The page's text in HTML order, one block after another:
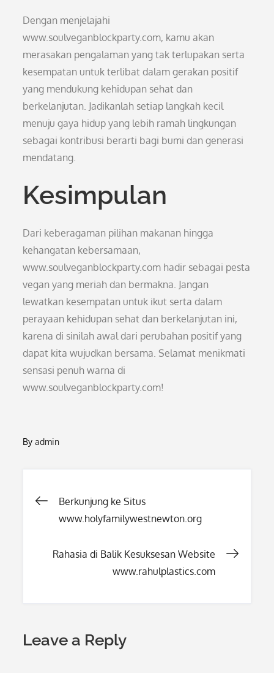
Dengan menjelajahi
www.soulveganblockparty.com, kamu akan
merasakan pengalaman yang tak terlupakan serta
kesempatan untuk terlibat dalam gerakan positif
yang mendukung kehidupan sehat dan
berkelanjutan. Jadikanlah setiap langkah kecil
menuju gaya hidup yang lebih ramah lingkungan
sebagai kontribusi berarti bagi bumi dan generasi
mendatang.
Kesimpulan
Dari keberagaman pilihan makanan hingga
kehangatan kebersamaan,
www.soulveganblockparty.com hadir sebagai pesta
vegan yang meriah dan bermakna. Jangan
lewatkan kesempatan untuk ikut serta dalam
perayaan kehidupan sehat dan berkelanjutan ini,
karena di sinilah awal dari perubahan positif yang
dapat kita wujudkan bersama. Selamat menikmati
sensasi penuh warna di
www.soulveganblockparty.com!
Byadmin
Post
Berkunjung ke Situs
www.holyfamilywestnewton.org
Rahasia di Balik Kesuksesan Website
www.rahulplastics.com
Leave a Reply